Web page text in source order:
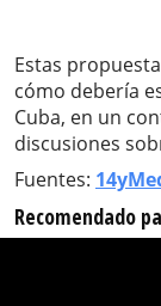
Estas
cómo debería
Cuba, en un
discusiones
Fuentes:
Recomendado